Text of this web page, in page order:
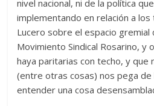
nivel nacional, ni de la política
implementando en relación a
Lucero sobre el espacio gremial
Movimiento Sindical Rosarino, y
haya paritarias con techo, y que
(entre otras cosas) nos pega
entender una cosa